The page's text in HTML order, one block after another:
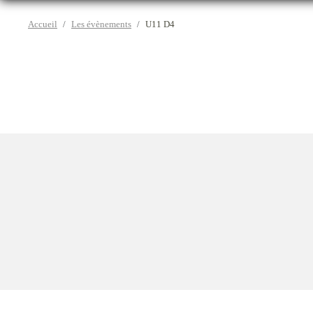
Accueil Les évènements U11 D4